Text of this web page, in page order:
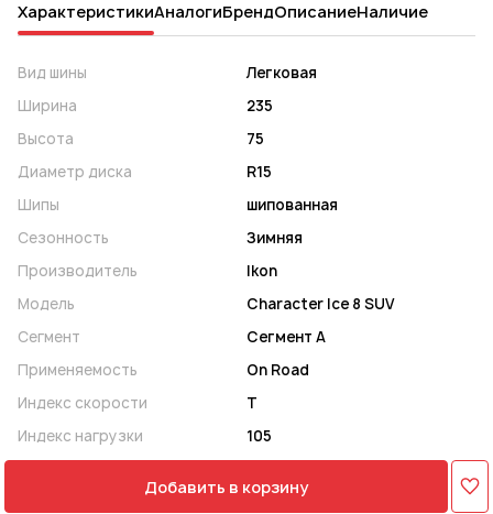
ХарактеристикиАналогиБрендОписаниеНаличие
Вид шины
Легковая
Ширина
235
Высота
75
Диаметр диска
R15
Шипы
шипованная
Сезонность
Зимняя
Производитель
Ikon
Модель
Character Ice 8 SUV
Сегмент
Сегмент A
Применяемость
On Road
Индекс скорости
T
Индекс нагрузки
105
Добавить в корзину